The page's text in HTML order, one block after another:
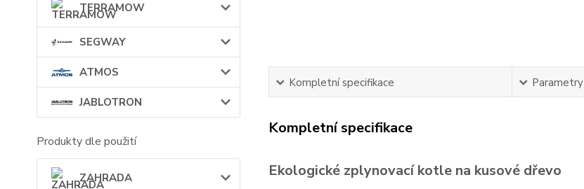
TERRAMOW
SEGWAY
ATMOS
JABLOTRON
Produkty dle použití
ZAHRADA
Kompletní specifikace Parametry
Kompletní specifikace
Ekologické zplynovací kotle na kusové dřevo